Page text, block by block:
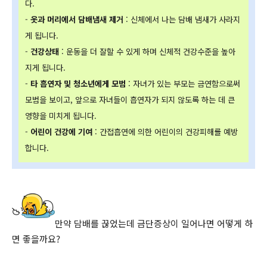
다.
- 옷과 머리에서 담배냄새 제거 : 신체에서 나는 담배 냄새가 사라지
게 됩니다.
- 건강상태 : 운동을 더 잘할 수 있게 하며 신체적 건강수준을 높아
지게 됩니다.
- 타 흡연자 및 청소년에게 모범 : 자녀가 있는 부모는 금연함으로써
모범을 보이고, 앞으로 자녀들이 흡연자가 되지 않도록 하는 데 큰
영향을 미치게 됩니다.
- 어린이 건강에 기여 : 간접흡연에 의한 어린이의 건강피해를 예방
합니다.
만약 담배를 끊었는데 금단증상이 일어나면 어떻게 하
면 좋을까요?